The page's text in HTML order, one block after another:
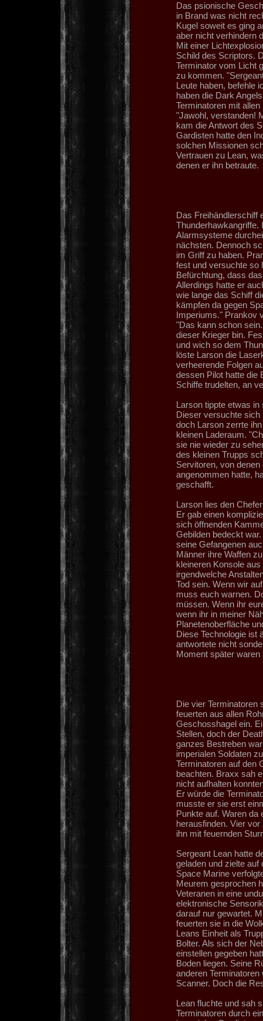
Das psionische
in Brand was nicht
Kugel soweit es ging
aber nicht verhindern
Mit einer
Schild des Scriptors.
Terminator vom Licht
zu kommen.
Leute haben, befehle
haben die Dark
Terminatoren mit
"Jawohl, verstanden!
kam die Antwort des
Gardisten hatte den
solchen Missionen
Vertrauen zu Lean,
denen er ihn betraute.
Das Freihändlerschiff
Thunderhawkangriffe.
Alarmsysteme
nächsten. Dennoch
im Griff zu haben.
fest und versuchte so
Befürchtung, dass
Allerdings hatte er
wie lange das Schiff
kämpfen da gegen
Imperiums." Prankov
"Das kann schon
dieser Krieger bin.
und wich so dem
löste Larson die
verheerende Folgen
dessen Pilot hatte die
Schiffe trudelten, an
Larson tippte etwas
Dieser versuchte sich
doch Larson zerrte
kleinen Laderaum.
sie nie wieder zu
des kleinen Trupps
Servitoren, von
angenommen hatte,
geschafft.
Larson lies den
Er gab einen
sich öffnenden
Gebilden bedeckt
seine Gefangenen
Männer ihre Waffen
kleineren Konsole
irgendwelche
Tod sein. Wenn wir
muss euch warnen.
müssen. Wenn ihr
wenn ihr in meiner
Planetenoberfläche
Diese Technologie ist
antwortete nicht
Moment später
Die vier Terminatoren
feuerten aus allen
Geschosshagel ein.
Stellen, doch der
ganzes Bestreben
imperialen Soldaten
Terminatoren auf den
beachten. Braxx sah
nicht aufhalten
Er würde die
musste er sie erst
Punkte auf. Waren
herausfinden. Vier
ihn mit feuernden
Sergeant Lean hatte
geladen und zielte
Space Marine
Meurem gesprochen
Veteranen in eine
elektronische
darauf nur gewartet.
feuerten sie in die
Leans Einheit als
Bolter. Als sich der
einstellen gegeben
Boden liegen. Seine
anderen
Scanner. Doch die
Lean fluchte und sah
Terminatoren durch